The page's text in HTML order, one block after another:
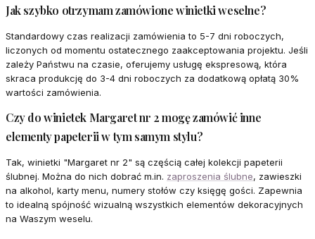
Jak szybko otrzymam zamówione winietki weselne?
Standardowy czas realizacji zamówienia to 5-7 dni roboczych,
liczonych od momentu ostatecznego zaakceptowania projektu. Jeśli
zależy Państwu na czasie, oferujemy usługę ekspresową, która
skraca produkcję do 3-4 dni roboczych za dodatkową opłatą 30%
wartości zamówienia.
Czy do winietek Margaret nr 2 mogę zamówić inne
elementy papeterii w tym samym stylu?
Tak, winietki "Margaret nr 2" są częścią całej kolekcji papeterii
ślubnej. Można do nich dobrać m.in. zaproszenia ślubne, zawieszki
na alkohol, karty menu, numery stołów czy księgę gości. Zapewnia
to idealną spójność wizualną wszystkich elementów dekoracyjnych
na Waszym weselu.